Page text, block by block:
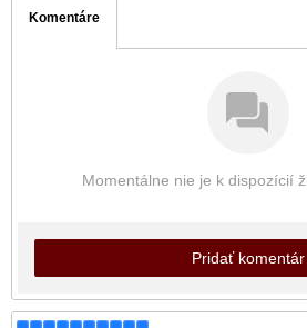
Komentáre
Momentálne nie je k dispozícií
Pridať komentár